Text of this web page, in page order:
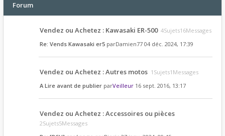
Forum
Vendez ou Achetez : Kawasaki ER-500 4Sujets16Messages
Re: Vends Kawasaki er5 parDamien77 04 déc. 2024, 17:39
Vendez ou Achetez : Autres motos 1Sujets1Messages
A Lire avant de publier parVeilleur 16 sept. 2016, 13:17
Vendez ou Achetez : Accessoires ou pièces
2Sujets5Messages